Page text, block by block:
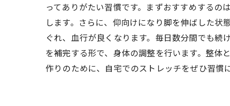
ってありがたい習慣です。まずおすすめする
します。さらに、仰向けになり脚を伸ばした
ぐれ、血行が良くなります。毎日数分間でも
を補完する形で、身体の調整を行います。整体
作りのために、自宅でのストレッチをぜひ習慣